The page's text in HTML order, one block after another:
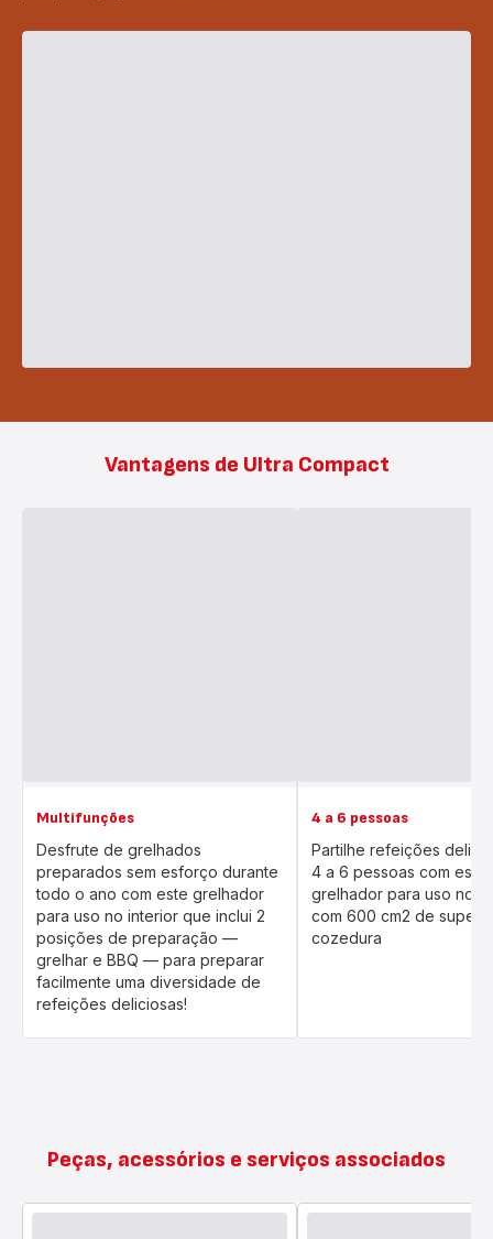
Vantagens de Ultra Compact
Multifunções
Desfrute de grelhados
preparados sem esforço durante
todo o ano com este grelhador
para uso no interior que inclui 2
posições de preparação —
grelhar e BBQ — para preparar
facilmente uma diversidade de
refeições deliciosas!
4 a 6 pessoas
Partilhe refeições
4 a 6 pessoas com este
grelhador para uso no
com 600 cm2 de
cozedura
Peças, acessórios e serviços associados